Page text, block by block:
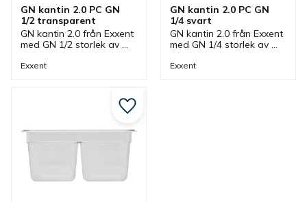
GN kantin 2.0 PC GN
1/2 transparent
GN kantin 2.0 från Exxent
med GN 1/2 storlek av
transparent som finns i
Exxent
GN kantin 2.0 PC GN
1/4 svart
GN kantin 2.0 från Exxent
med GN 1/4 storlek av
finns i olika höjder. En
Exxent
Lägg till i favoriter